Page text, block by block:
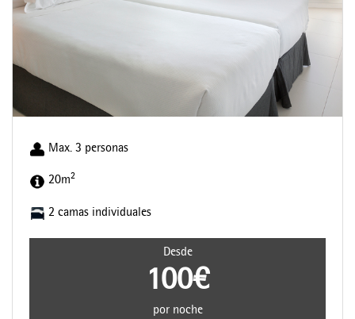
Max. 3 personas
20m2
2 camas individuales
Desde
100€
por noche